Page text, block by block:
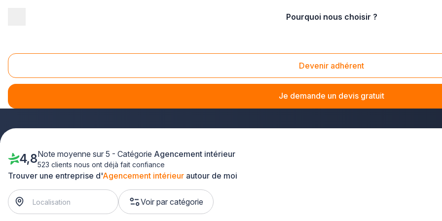
Pourquoi nous choisir ?
Devenir adhérent
Je demande un devis gratuit
Agencement interieur Calvados (14)
Vous envisagez un projet d'agencement d'intérieur dans le Calvados? La solution Plus que pro vous met en
souhaitiez optimiser l'espace de votre logement ou créer un agencement sur mesure, notre réseau
le département pour transformer vos espaces de vie.
Trouver une entreprise d'Agencement intérieur autour de moi
Voir par catégorie
4,8Note moyenne sur 5 - Catégorie Agencement intérieur
523 clients nous ont déjà fait confiance